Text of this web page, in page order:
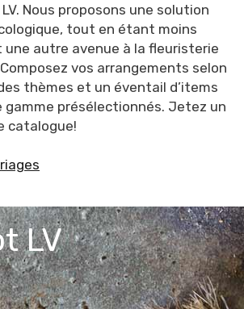
Nous proposons une solution
tout en étant moins
autre avenue à la fleuristerie
vos arrangements selon
thèmes et un éventail d’items
gamme présélectionnés. Jetez un
catalogue!
LV